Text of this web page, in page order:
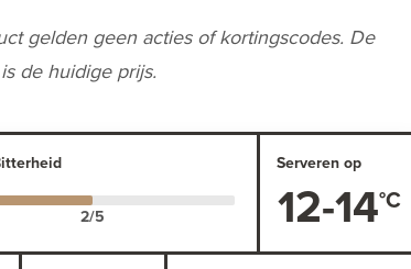
gelden geen acties of kortingscodes. De
de huidige prijs.
Serveren op
12-14